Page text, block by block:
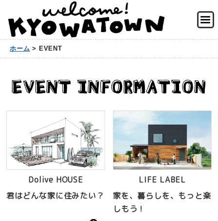
ホーム > EVENT
Dolive HOUSE
君はどんな家に住みたい？
LIFE LABEL
家を、暮らしを、もっと楽
しもう！